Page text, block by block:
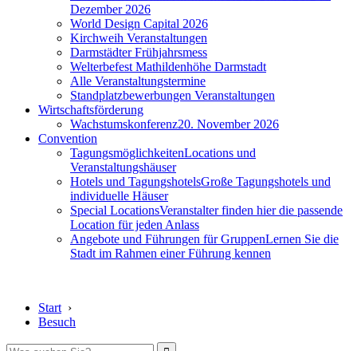
Dezember 2026
World Design Capital 2026
Kirchweih Veranstaltungen
Darmstädter Frühjahrsmess
Welterbefest Mathildenhöhe Darmstadt
Alle Veranstaltungstermine
Standplatzbewerbungen Veranstaltungen
Wirtschaftsförderung
Wachstumskonferenz20. November 2026
Convention
TagungsmöglichkeitenLocations und
Veranstaltungshäuser
Hotels und TagungshotelsGroße Tagungshotels und
individuelle Häuser
Special LocationsVeranstalter finden hier die passende
Location für jeden Anlass
Angebote und Führungen für GruppenLernen Sie die
Stadt im Rahmen einer Führung kennen
Start ›
Besuch